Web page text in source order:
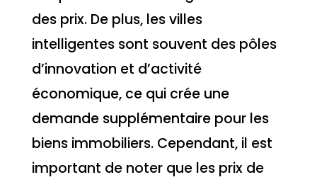
des prix. De plus, les villes
intelligentes sont souvent des pôles
d’innovation et d’activité
économique, ce qui crée une
demande supplémentaire pour les
biens immobiliers. Cependant, il est
important de noter que les prix de